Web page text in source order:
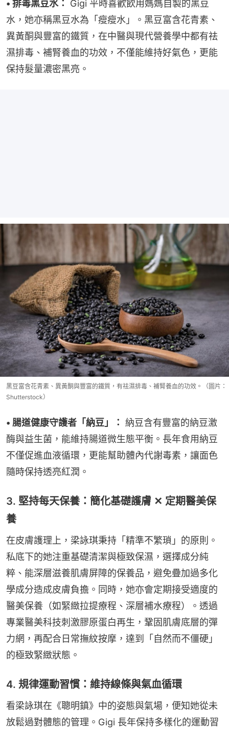
• 排毒黑豆水：
Gigi 平時喜歡飲用媽媽自製的黑豆
水，她亦稱黑豆水為「瘦瘦水」。黑豆富含花青素、
異黃酮與豐富的鐵質，在中醫與現代營養學中都有祛
濕排毒、補腎養血的功效，不僅能維持好氣色，更能
保持髮量濃密黑亮。
黑豆富含花青素、異黃酮與豐富的鐵質，有祛濕排毒、補腎養血的功效。（圖片：
Shutterstock）
• 腸道健康守護者「納豆」： 納豆含有豐富的納豆激
酶與益生菌，能維持腸道微生態平衡。長年食用納豆
不僅促進血液循環，更能幫助體內代謝毒素，讓面色
隨時保持透亮紅潤。
3. 堅持每天保養：簡化基礎護膚 ✕ 定期醫美保
養
在皮膚護理上，梁詠琪秉持「精準不繁瑣」的原則。
私底下的她注重基礎清潔與極致保濕，選擇成分純
粹、能深層滋養肌膚屏障的保養品，避免疊加過多化
學成分造成皮膚負擔。同時，她亦會定期接受適度的
醫美保養（如緊緻拉提療程、深層補水療程）。透過
專業醫美科技刺激膠原蛋白再生，鞏固肌膚底層的彈
力網，再配合日常撫紋按摩，達到「自然而不僵硬」
的極致緊緻狀態。
4. 規律運動習慣：維持線條與氣血循環
看梁詠琪在《聰明鎮》中的姿態與氣場，便知她從未
放鬆過對體態的管理。Gigi 長年保持多樣化的運動習